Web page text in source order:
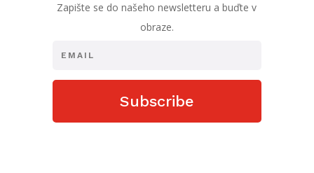
Zapište se do našeho newsletteru a buďte v
obraze.
Subscribe